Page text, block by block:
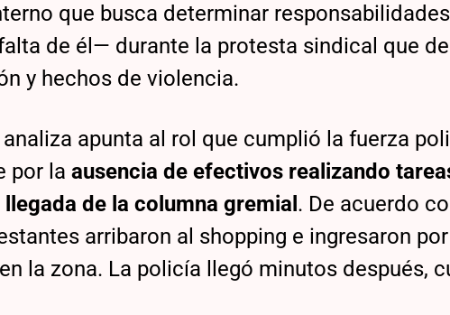
que busca determinar responsabilidades
de él— durante la protesta sindical que
y hechos de violencia.
apunta al rol que cumplió la fuerza
por laausencia de efectivos realizando
de la columna gremial. De acuerdo
arribaron al shopping e ingresaron
la zona. La policía llegó minutos después,